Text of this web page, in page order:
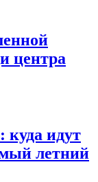
центра
идут
летний